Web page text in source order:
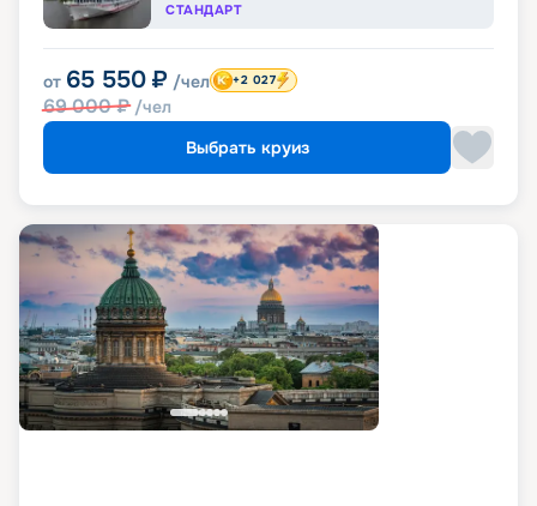
СТАНДАРТ
от 65 550 ₽ /чел
69 000₽ /чел
+2 027
Выбрать круиз